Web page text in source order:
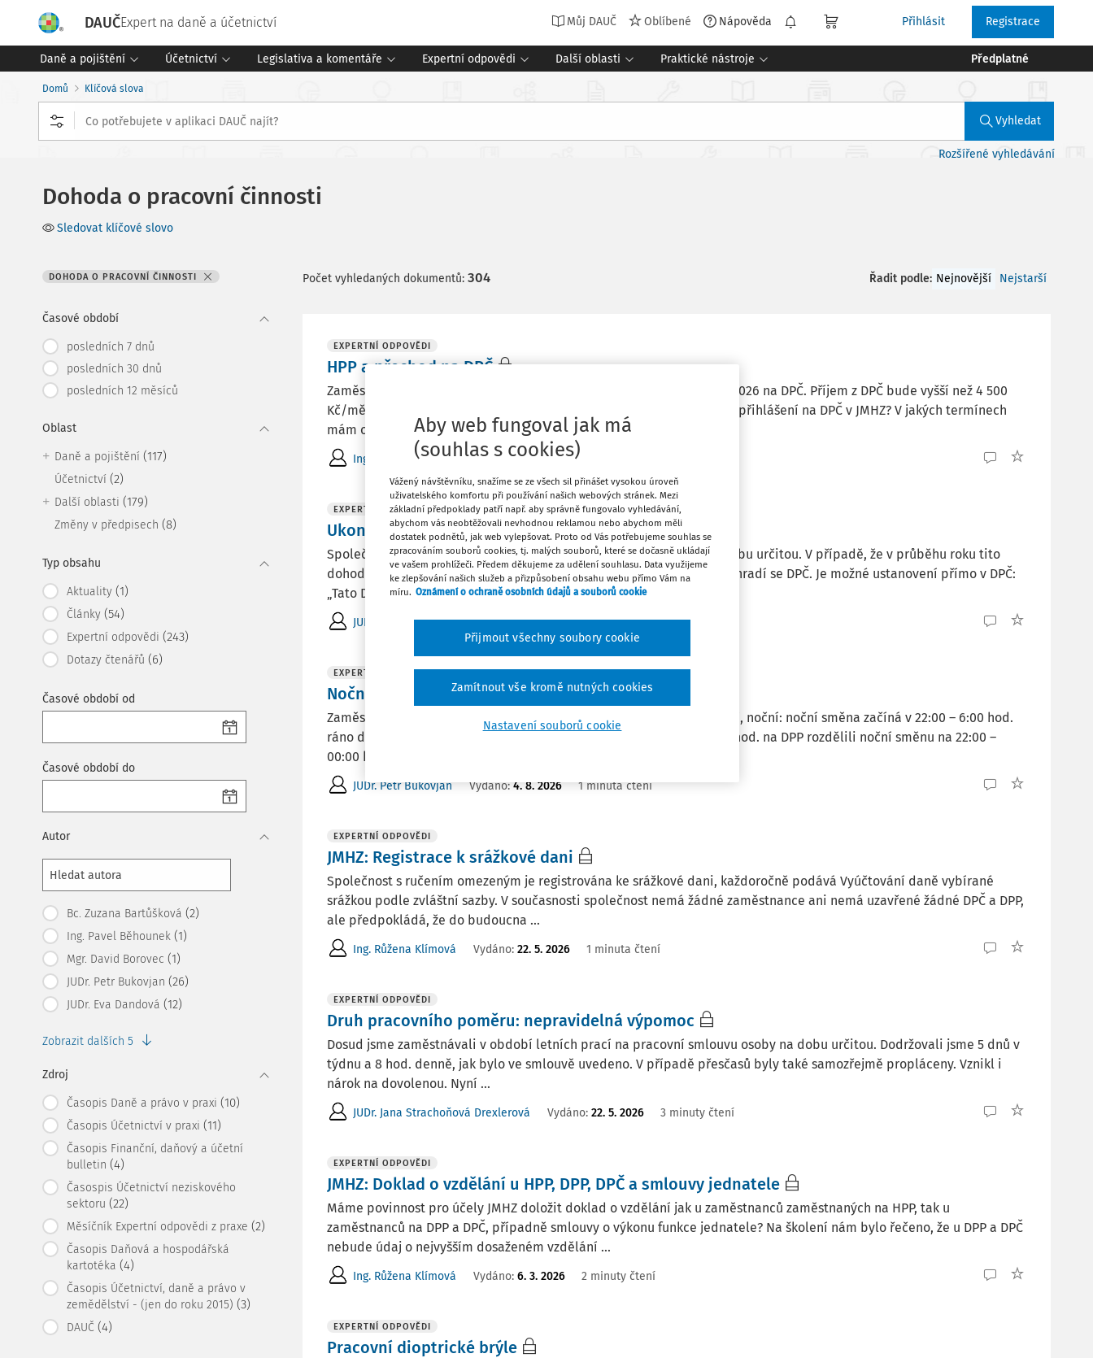
DAUČExpert na daně a účetnictví Můj DAUČ Oblíbené Nápověda Přihlásit Registrace
Daně a pojištění Účetnictví Legislativa a komentáře Expertní odpovědi Další oblasti Praktické nástroje Předplatné
Domů Klíčová slova
Vyhledat
Rozšířené vyhledávání
Dohoda o pracovní činnosti
Sledovat klíčové slovo
DOHODA O PRACOVNÍ ČINNOSTI
Časové období
posledních 7 dnů
posledních 30 dnů
posledních 12 měsíců
Oblast
Daně a pojištění (117)
Účetnictví (2)
Další oblasti (179)
Změny v předpisech (8)
Typ obsahu
Aktuality (1)
Články (54)
Expertní odpovědi (243)
Dotazy čtenářů (6)
Časové období od
Časové období do
Autor
Bc. Zuzana Bartůšková (2)
Ing. Pavel Běhounek (1)
Mgr. David Borovec (1)
JUDr. Petr Bukovjan (26)
JUDr. Eva Dandová (12)
Zobrazit dalších 5
Zdroj
Časopis Daně a právo v praxi (10)
Časopis Účetnictví v praxi (11)
Časopis Finanční, daňový a účetní
bulletin (4)
Časospis Účetnictví neziskového
sektoru (22)
Měsíčník Expertní odpovědi z praxe (2)
Časopis Daňová a hospodářská
kartotéka (4)
Časopis Účetnictví, daně a právo v
zemědělství - (jen do roku 2015) (3)
DAUČ (4)
Počet vyhledaných dokumentů: 304 Řadit podle: Nejnovější Nejstarší
EXPERTNÍ ODPOVĚDI
HPP a přechod na DPČ
Zaměstnanec-starobní důchodce zaměstnán na HPP přejde od 01.09.2026 na DPČ. Příjem z DPČ bude vyšší než 4 500
Kč/měsíčně. Jak mám postupovat při odhlášení zaměstnance z HPP a přihlášení na DPČ v JMHZ? V jakých termínech
mám odhlásit a přihlásit zaměstnance ...
Ing. Růžena Klímová Vydáno:Včera 3 minuty čtení
EXPERTNÍ ODPOVĚDI
Ukončení DPP a navazující DPČ
Společnost zaměstnává dohodáře nejprve na DPP, a to většinou na dobu určitou. V případě, že v průběhu roku tito
dohodáři vyčerpají limit rozsahu práce 300 hodin, ukončí se DPP a nahradí se DPČ. Je možné ustanovení přímo v DPČ:
„Tato Dohoda nahrazuje ...
JUDr. Jana Strachoňová Drexlerová Vydáno:4. 8. 2026 1 minuta čtení
EXPERTNÍ ODPOVĚDI
Noční směna a 2 pracovní poměry
Zaměstnanec zaměstnaný na DPP jako vrátný (pracující směny – denní, noční: noční směna začíná v 22:00 – 6:00 hod.
ráno druhého dne). Je možné, abychom kvůli vyčerpání kapacity 300 hod. na DPP rozdělili noční směnu na 22:00 –
00:00 hod. na DPP a na DPČ ...
JUDr. Petr Bukovjan Vydáno:4. 8. 2026 1 minuta čtení
EXPERTNÍ ODPOVĚDI
JMHZ: Registrace k srážkové dani
Společnost s ručením omezeným je registrována ke srážkové dani, každoročně podává Vyúčtování daně vybírané
srážkou podle zvláštní sazby. V současnosti společnost nemá žádné zaměstnance ani nemá uzavřené žádné DPČ a DPP,
ale předpokládá, že do budoucna ...
Ing. Růžena Klímová Vydáno: 22. 5. 2026 1 minuta čtení
EXPERTNÍ ODPOVĚDI
Druh pracovního poměru: nepravidelná výpomoc
Dosud jsme zaměstnávali v období letních prací na pracovní smlouvu osoby na dobu určitou. Dodržovali jsme 5 dnů v
týdnu a 8 hod. denně, jak bylo ve smlouvě uvedeno. V případě přesčasů byly také samozřejmě propláceny. Vznikl i
nárok na dovolenou. Nyní ...
JUDr. Jana Strachoňová Drexlerová Vydáno: 22. 5. 2026 3 minuty čtení
EXPERTNÍ ODPOVĚDI
JMHZ: Doklad o vzdělání u HPP, DPP, DPČ a smlouvy jednatele
Máme povinnost pro účely JMHZ doložit doklad o vzdělání jak u zaměstnanců zaměstnaných na HPP, tak u
zaměstnanců na DPP a DPČ, případně smlouvy o výkonu funkce jednatele? Na školení nám bylo řečeno, že u DPP a DPČ
nebude údaj o nejvyšším dosaženém vzdělání ...
Ing. Růžena Klímová Vydáno: 6. 3. 2026 2 minuty čtení
EXPERTNÍ ODPOVĚDI
Pracovní dioptrické brýle
Aby web fungoval jak má
(souhlas s cookies)
Vážený návštěvníku, snažíme se ze všech sil přinášet vysokou úroveň
uživatelského komfortu při používání našich webových stránek. Mezi
základní předpoklady patří např. aby správně fungovalo vyhledávání,
abychom vás neobtěžovali nevhodnou reklamou nebo abychom měli
dostatek podnětů, jak web vylepšovat. Proto od Vás potřebujeme souhlas se
zpracováním souborů cookies, tj. malých souborů, které se dočasně ukládají
ve vašem prohlížeči. Předem děkujeme za udělení souhlasu. Data využijeme
ke zlepšování našich služeb a přizpůsobení obsahu webu přímo Vám na
míru. Oznámení o ochraně osobních údajů a souborů cookie
Nastavení souborů cookie
Zamítnout vše kromě nutných cookies
Přijmout všechny soubory cookie